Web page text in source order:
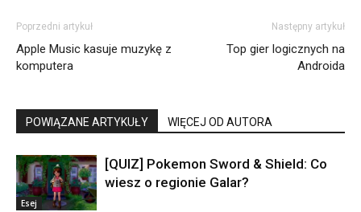
Poprzedni artykuł
Apple Music kasuje muzykę z
komputera
Następny artykuł
Top gier logicznych na
Androida
POWIĄZANE ARTYKUŁY WIĘCEJ OD AUTORA
Esej
[QUIZ] Pokemon Sword & Shield: Co
wiesz o regionie Galar?